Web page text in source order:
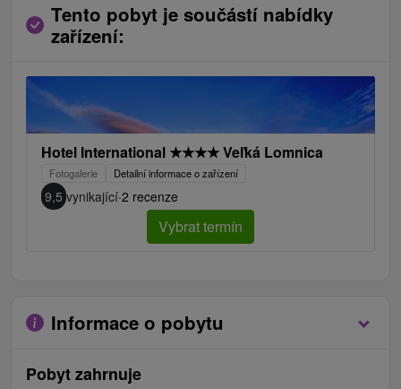
Tento pobyt je součástí nabídky
zařízení:
Hotel International ★★★★Veľká Lomnica
Fotogalerie Detailní informace o zařízení
9,5 vynikající·2 recenze
Vybrat termín
Informace o pobytu
Pobyt zahrnuje